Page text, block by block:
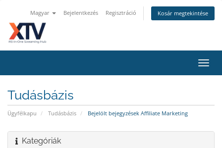
Magyar Bejelentkezés Regisztráció Kosár megtekintése
a
Tudásbázis
Ügyfélkapu Tudásbázis Bejelölt bejegyzések Affiliate Marketing
Kategóriák